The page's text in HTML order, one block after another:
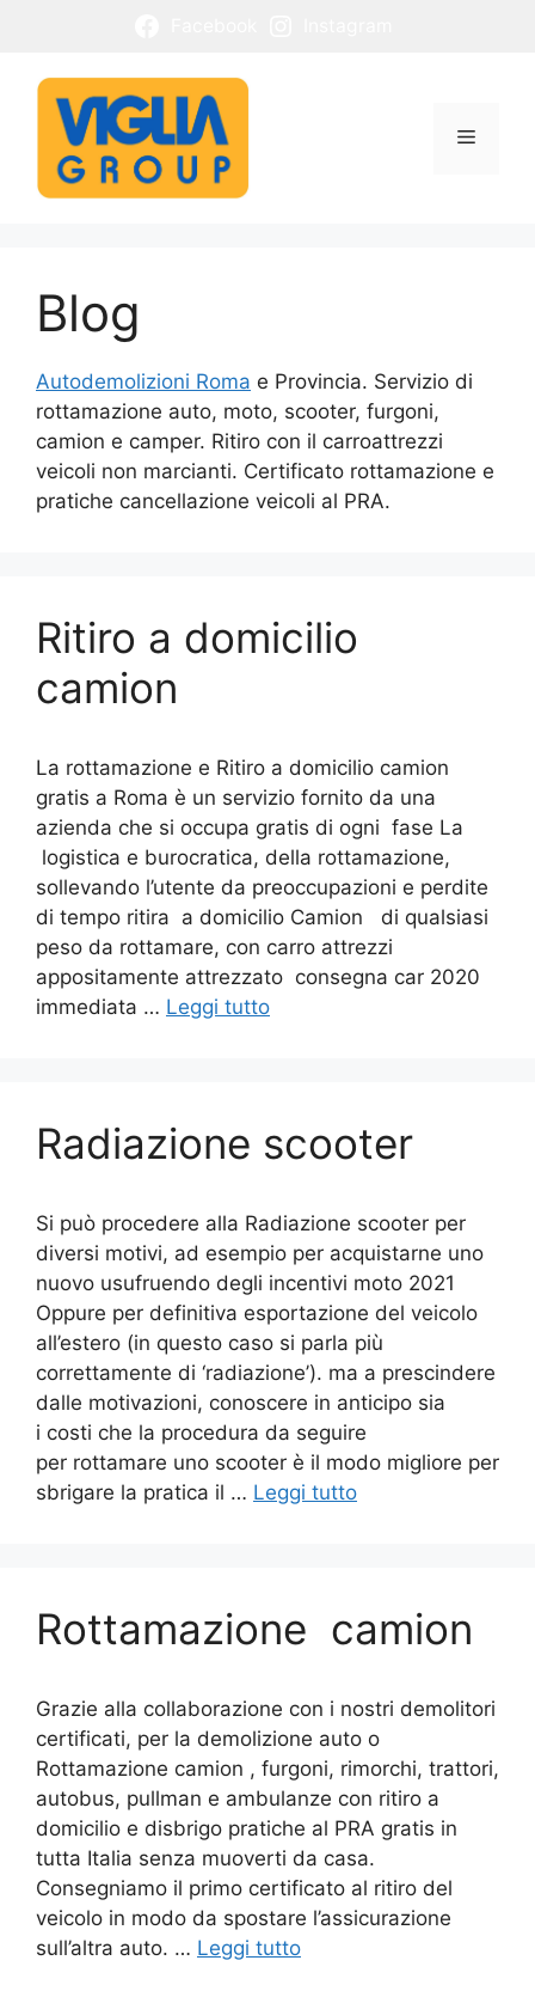
contenuto
Menu
Blog
Autodemolizioni Roma e Provincia. Servizio di
rottamazione auto, moto, scooter, furgoni,
camion e camper. Ritiro con il carroattrezzi
veicoli non marcianti. Certificato rottamazione e
pratiche cancellazione veicoli al PRA.
Ritiro a domicilio
camion
La rottamazione e Ritiro a domicilio camion
gratis a Roma è un servizio fornito da una
azienda che si occupa gratis di ogni fase La
logistica e burocratica, della rottamazione,
sollevando l’utente da preoccupazioni e perdite
di tempo ritira a domicilio Camion di qualsiasi
peso da rottamare, con carro attrezzi
appositamente attrezzato consegna car 2020
immediata … Leggi tutto
Radiazione scooter
Si può procedere alla Radiazione scooter per
diversi motivi, ad esempio per acquistarne uno
nuovo usufruendo degli incentivi moto 2021
Oppure per definitiva esportazione del veicolo
all’estero (in questo caso si parla più
correttamente di ‘radiazione’). ma a prescindere
dalle motivazioni, conoscere in anticipo sia
i costi che la procedura da seguire
per rottamare uno scooter è il modo migliore per
sbrigare la pratica il … Leggi tutto
Rottamazione camion
Grazie alla collaborazione con i nostri demolitori
certificati, per la demolizione auto o
Rottamazione camion , furgoni, rimorchi, trattori,
autobus, pullman e ambulanze con ritiro a
domicilio e disbrigo pratiche al PRA gratis in
tutta Italia senza muoverti da casa.
Consegniamo il primo certificato al ritiro del
veicolo in modo da spostare l’assicurazione
sull’altra auto. … Leggi tutto